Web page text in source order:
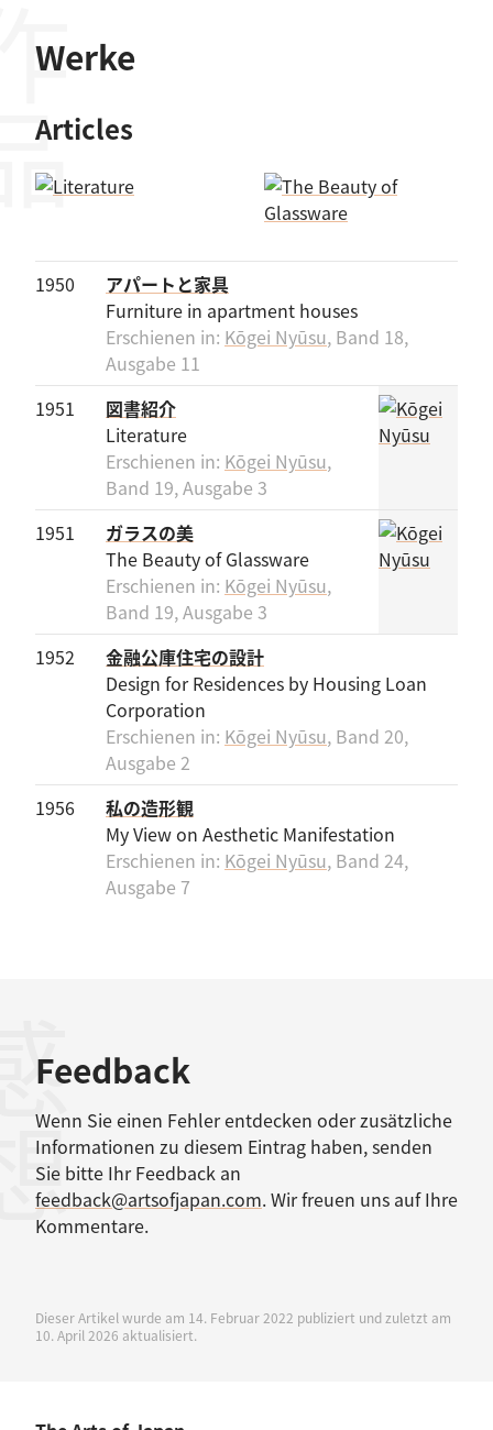
Werke
Articles
1950
アパートと家具
Furniture in apartment houses
Erschienen in: Kōgei Nyūsu, Band 18,
Ausgabe 11
1951
図書紹介
Literature
Erschienen in: Kōgei Nyūsu,
Band 19, Ausgabe 3
1951
ガラスの美
The Beauty of Glassware
Erschienen in: Kōgei Nyūsu,
Band 19, Ausgabe 3
1952
金融公庫住宅の設計
Design for Residences by Housing Loan
Corporation
Erschienen in: Kōgei Nyūsu, Band 20,
Ausgabe 2
1956
私の造形観
My View on Aesthetic Manifestation
Erschienen in: Kōgei Nyūsu, Band 24,
Ausgabe 7
Feedback
Wenn Sie einen Fehler entdecken oder zusätzliche
Informationen zu diesem Eintrag haben, senden
Sie bitte Ihr Feedback an
feedback@artsofjapan.com. Wir freuen uns auf Ihre
Kommentare.
Dieser Artikel wurde am 14. Februar 2022 publiziert und zuletzt am
10. April 2026 aktualisiert.